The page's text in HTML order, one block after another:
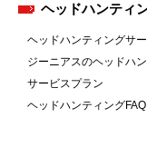
ヘッドハンティ
ヘッドハンティングサ
ジーニアスのヘッドハ
サービスプラン
ヘッドハンティングFAQ